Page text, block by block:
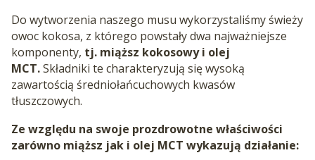
Do wytworzenia naszego musu wykorzystaliśmy świeży
owoc kokosa, z którego powstały dwa najważniejsze
komponenty, tj. miąższ kokosowy i olej
MCT.Składniki te charakteryzują się wysoką
zawartością średniołańcuchowych kwasów
tłuszczowych.
Ze względu na swoje prozdrowotne właściwości
zarówno miąższ jak i olej MCT wykazują działanie: